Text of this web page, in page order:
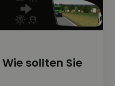
sollten Sie